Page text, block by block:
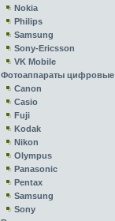
Nokia
Philips
Samsung
Sony-Ericsson
VK Mobile
Фотоаппараты цифровые
Canon
Casio
Fuji
Kodak
Nikon
Olympus
Panasonic
Pentax
Samsung
Sony